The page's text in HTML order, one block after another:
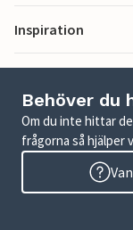
Inspiration
Behöver du
Om du inte hittar
frågorna så hjälper